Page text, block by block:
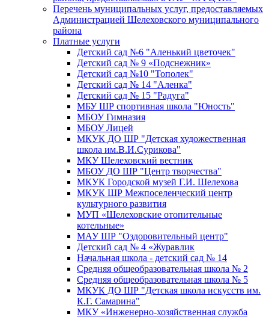
Перечень муниципальных услуг, предоставляемых
Администрацией Шелеховского муниципального
района
Платные услуги
Детский сад №6 "Аленький цветочек"
Детский сад № 9 «Подснежник»
Детский сад №10 "Тополек"
Детский сад № 14 "Аленка"
Детский сад № 15 "Радуга"
МБУ ШР спортивная школа "Юность"
МБОУ Гимназия
МБОУ Лицей
МКУК ДО ШР "Детская художественная
школа им.В.И.Сурикова"
МКУ Шелеховский вестник
МБОУ ДО ШР "Центр творчества"
МКУК Городской музей Г.И. Шелехова
МКУК ШР Межпоселенческий центр
культурного развития
МУП «Шелеховские отопительные
котельные»
МАУ ШР "Оздоровительный центр"
Детский сад № 4 «Журавлик
Начальная школа - детский сад № 14
Средняя общеобразовательная школа № 2
Средняя общеобразовательная школа № 5
МКУК ДО ШР "Детская школа искусств им.
К.Г. Самарина"
МКУ «Инженерно-хозяйственная служба